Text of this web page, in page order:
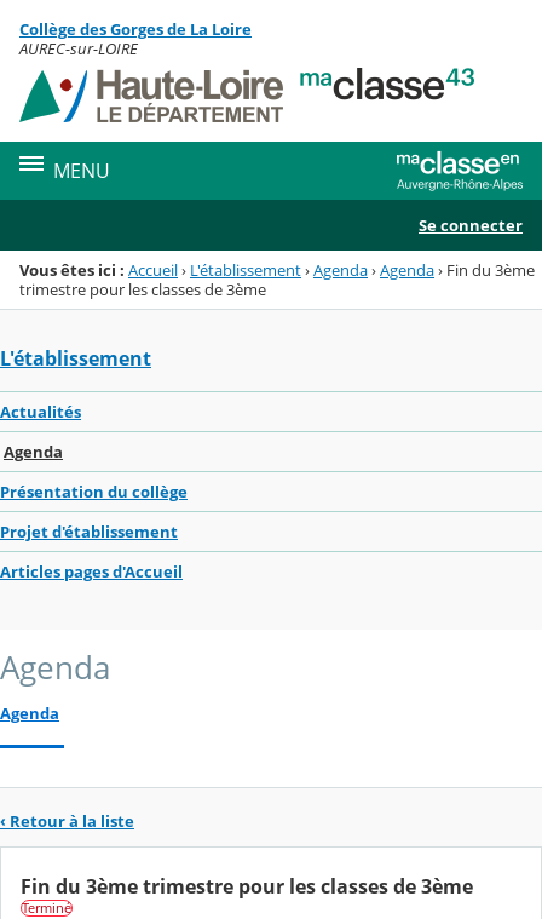
Menu de la rubrique
Contenu
Collège des Gorges de La Loire
AUREC-sur-LOIRE
MENU
Se connecter
Vous êtes ici : Accueil› L'établissement›Agenda›Agenda› Fin du 3ème
trimestre pour les classes de 3ème
L'établissement
Actualités
Agenda
Présentation du collège
Projet d'établissement
Articles pages d'Accueil
Agenda
Agenda
‹ Retour à la liste
Fin du 3ème trimestre pour les classes de 3ème
Terminé